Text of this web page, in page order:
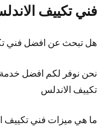
فني تكييف
هل تبحث عن افضل فني
نحن نوفر لكم افضل
تكييف الاندلس
ما هي ميزات فني تكييف